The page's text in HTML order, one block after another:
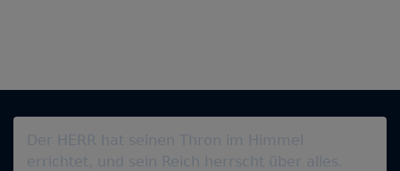
Der HERR hat seinen Thron im Himmel
errichtet, und sein Reich herrscht über alles.